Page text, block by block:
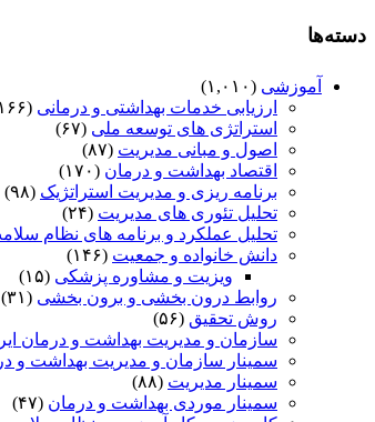
دسته‌ها
آموزشی (۱,۰۱۰)
ارزیابی خدمات بهداشتی و درمانی (۱۶۶)
استراتژی های توسعه ملی (۶۷)
اصول و مبانی مدیریت (۸۷)
اقتصاد بهداشت و درمان (۱۷۰)
برنامه ریزی و مدیریت استراتژیک (۹۸)
تحلیل تئوری های مدیریت (۲۴)
تحلیل عملکرد و برنامه های نظام
دانش خانواده و جمعیت (۱۴۶)
ویزیت و مشاوره پزشکی (۱۵)
روابط درون بخشی و برون بخشی (۳۱)
روش تحقیق (۵۶)
سازمان و مدیریت بهداشت و درمان
سمینار سازمان و مدیریت بهداشت و
سمینار مدیریت (۸۸)
سمینار موردی بهداشت و درمان (۴۷)